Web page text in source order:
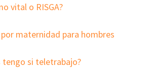
vital o RISGA?
maternidad para hombres
tengo si teletrabajo?